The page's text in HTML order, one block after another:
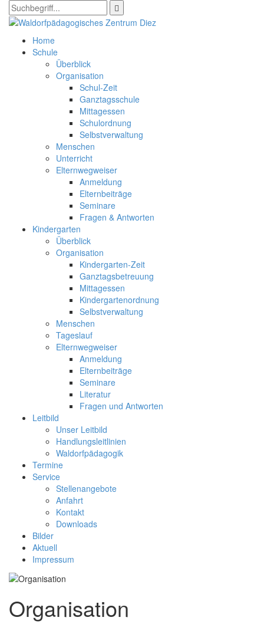
Home
Schule
Überblick
Organisation
Schul-Zeit
Ganztagsschule
Mittagessen
Schulordnung
Selbstverwaltung
Menschen
Unterricht
Elternwegweiser
Anmeldung
Elternbeiträge
Seminare
Fragen & Antworten
Kindergarten
Überblick
Organisation
Kindergarten-Zeit
Ganztagsbetreuung
Mittagessen
Kindergartenordnung
Selbstverwaltung
Menschen
Tageslauf
Elternwegweiser
Anmeldung
Elternbeiträge
Seminare
Literatur
Fragen und Antworten
Leitbild
Unser Leitbild
Handlungsleitlinien
Waldorfpädagogik
Termine
Service
Stellenangebote
Anfahrt
Kontakt
Downloads
Bilder
Aktuell
Impressum
Organisation